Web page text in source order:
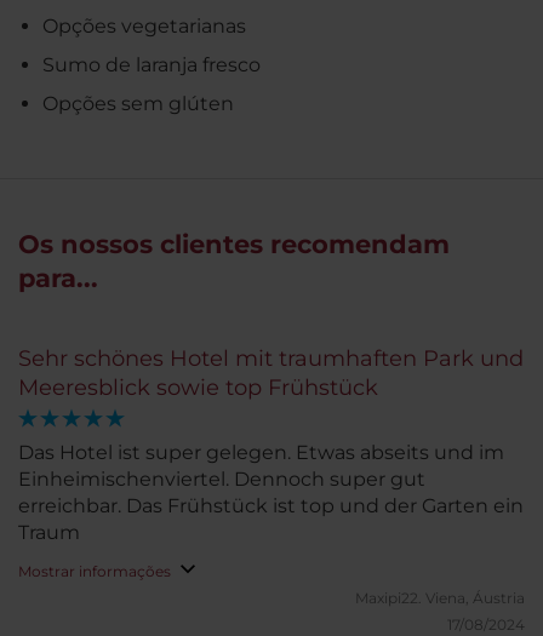
Opções vegetarianas
Sumo de laranja fresco
Opções sem glúten
Os nossos clientes recomendam
para...
Sehr schönes Hotel mit traumhaften Park und
Meeresblick sowie top Frühstück
Das Hotel ist super gelegen. Etwas abseits und im
Einheimischenviertel. Dennoch super gut
erreichbar. Das Frühstück ist top und der Garten ein
Traum
Mostrar informações
Maxipi22. Viena, Áustria
17/08/2024